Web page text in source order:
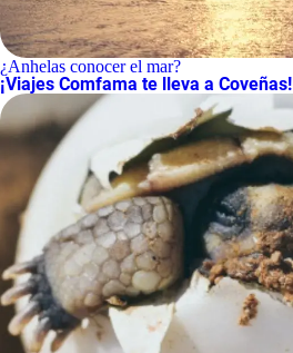
¿Anhelas conocer el mar?
¡Viajes Comfama te lleva a Coveñas!